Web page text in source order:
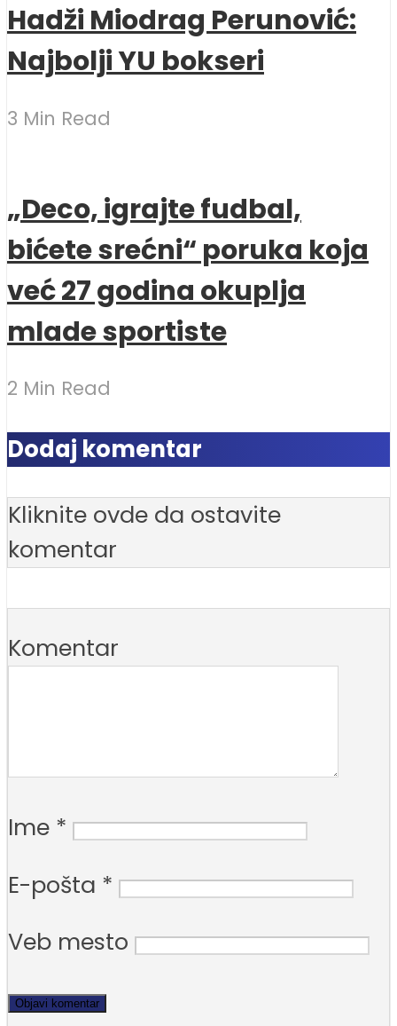
Hadži Miodrag Perunović:
Najbolji YU bokseri
3 Min Read
„Deco, igrajte fudbal,
bićete srećni“ poruka koja
već 27 godina okuplja
mlade sportiste
2 Min Read
Dodaj komentar
Kliknite ovde da ostavite
komentar
Komentar
Ime *
E-pošta *
Veb mesto